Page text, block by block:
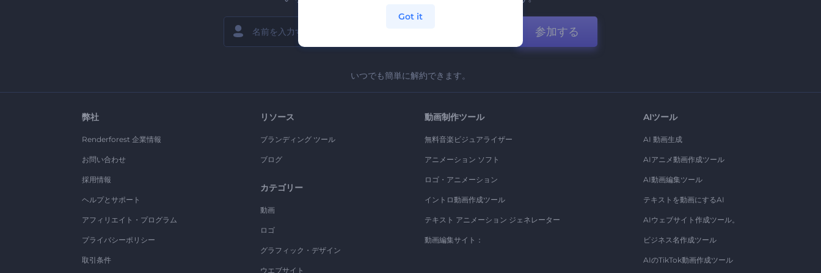
参加する
いつでも簡単に解約できます。
弊社
Renderforest 企業情報
お問い合わせ
採用情報
ヘルプとサポート
アフィリエイト・プログラム
プライバシーポリシー
取引条件
リソース
ブランディング ツール
ブログ
カテゴリー
動画
ロゴ
グラフィック・デザイン
ウエブサイト
動画制作ツール
無料音楽ビジュアライザー
アニメーション ソフト
ロゴ・アニメーション
イントロ動画作成ツール
テキスト アニメーション ジェネレーター
動画編集サイト：
AIツール
AI 動画生成
AIアニメ動画作成ツール
AI動画編集ツール
テキストを動画にするAI
AIウェブサイト作成ツール。
ビジネス名作成ツール
AIのTikTok動画作成ツール
Got it